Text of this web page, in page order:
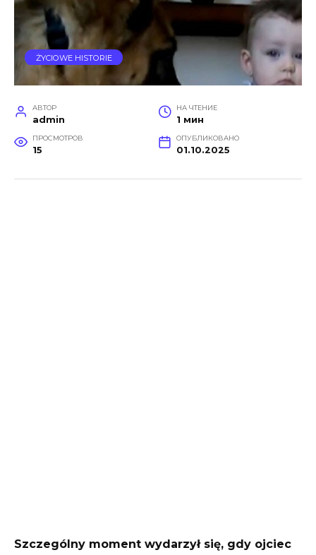
ŻYCIOWE HISTORIE
АВТОР
admin
НА ЧТЕНИЕ
1 мин
ПРОСМОТРОВ
15
ОПУБЛИКОВАНО
01.10.2025
Szczególny moment wydarzył się, gdy ojciec